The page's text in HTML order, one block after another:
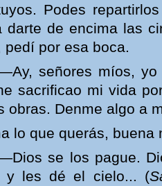
Podes
darte de encima las
pedí por esa boca.
señores míos,
sacrificao mi vida
obras. Denme algo a
lo que querás, buena
se los pague.
y les dé el cielo... (